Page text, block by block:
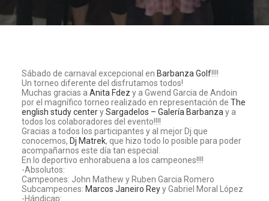
Sábado de carnaval excepcional en Barbanza Golf!!!!
Un torneo diferente del disfrutamos todos!
Muchas gracias a Anita Fdez y a Gwend Garcia de Andoin
por el magnífico torneo realizado en representación de The
english study centerySargadelos – Galería Barbanza y a
todos los colaboradores del evento!!!!
Gracias a todos los participantes y al mejor Dj que
conocemos, Dj Matrek, que hizo todo lo posible para poder
acompañarnos este día tan especial.
En lo deportivo enhorabuena a los campeones!!!!
-Absolutos:
Campeones: John Mathew y Ruben Garcia Romero
Subcampeones: Marcos Janeiro Reyy Gabriel Moral López
-Hándicap: